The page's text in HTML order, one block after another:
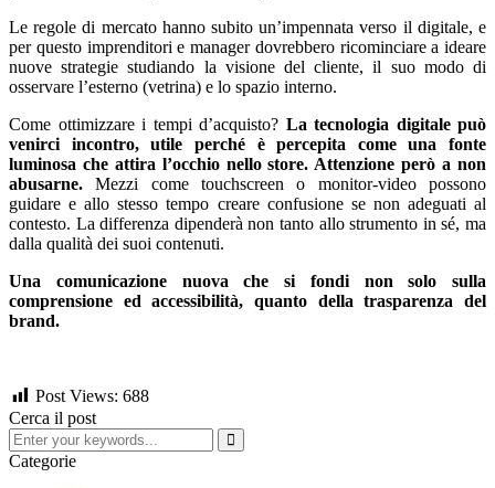
Le regole di mercato hanno subito un’impennata verso il digitale, e
per questo imprenditori e manager dovrebbero ricominciare a ideare
nuove strategie studiando la visione del cliente, il suo modo di
osservare l’esterno (vetrina) e lo spazio interno.
Come ottimizzare i tempi d’acquisto? La tecnologia digitale può
venirci incontro, utile perché è percepita come una fonte
luminosa che attira l’occhio nello store. Attenzione però a non
abusarne. Mezzi come touchscreen o monitor-video possono
guidare e allo stesso tempo creare confusione se non adeguati al
contesto. La differenza dipenderà non tanto allo strumento in sé, ma
dalla qualità dei suoi contenuti.
Una comunicazione nuova che si fondi non solo sulla
comprensione ed accessibilità, quanto della trasparenza del
brand.
Post Views: 688
Cerca il post
Categorie